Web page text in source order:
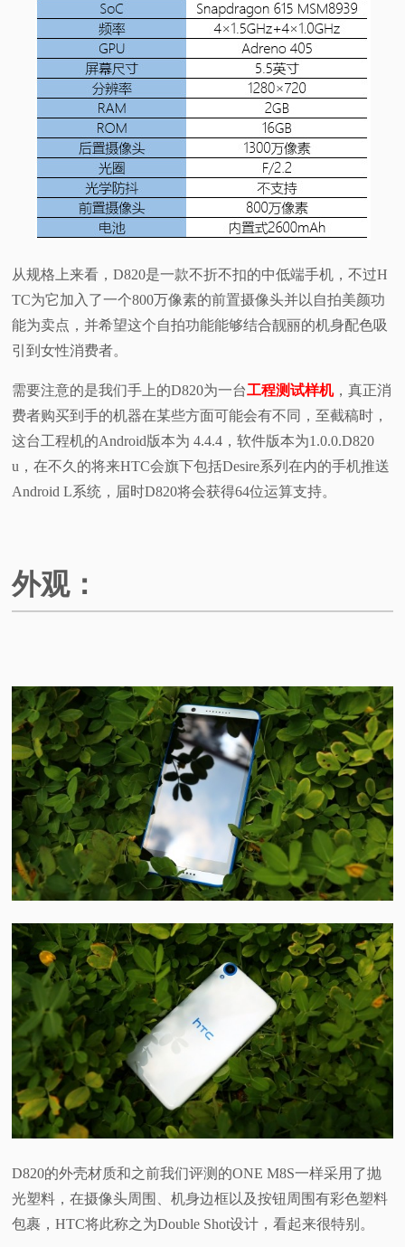
从规格上来看，D820是一款不折不扣的中低端手机，不过H
TC为它加入了一个800万像素的前置摄像头并以自拍美颜功
能为卖点，并希望这个自拍功能能够结合靓丽的机身配色吸
引到女性消费者。
需要注意的是我们手上的D820为一台工程测试样机，真正消
费者购买到手的机器在某些方面可能会有不同，至截稿时，
这台工程机的Android版本为 4.4.4，软件版本为1.0.0.D820
u，在不久的将来HTC会旗下包括Desire系列在内的手机推送
Android L系统，届时D820将会获得64位运算支持。
外观：
D820的外壳材质和之前我们评测的ONE M8S一样采用了抛
光塑料，在摄像头周围、机身边框以及按钮周围有彩色塑料
包裹，HTC将此称之为Double Shot设计，看起来很特别。